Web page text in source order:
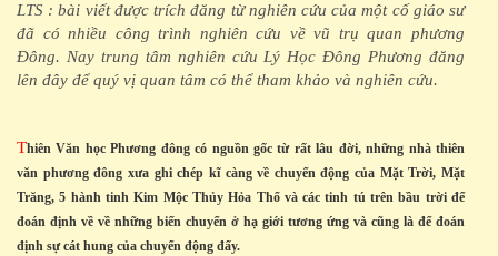
LTS : bài viết được trích đăng từ nghiên cứu của một cố giáo sư
đã có nhiều công trình nghiên cứu về vũ trụ quan phương
Đông. Nay trung tâm nghiên cứu Lý Học Đông Phương đăng
lên đây để quý vị quan tâm có thể tham khảo và nghiên cứu.
Thiên Văn học Phương đông có nguồn gốc từ rất lâu đời, những nhà thiên
văn phương đông xưa ghi chép kĩ càng về chuyển động của Mặt Trời, Mặt
Trăng, 5 hành tinh Kim Mộc Thủy Hỏa Thổ và các tinh tú trên bầu trời để
đoán định về về những biến chuyển ở hạ giới tương ứng và cũng là để đoán
định sự cát hung của chuyển động đấy.